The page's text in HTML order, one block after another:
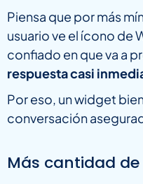
Piensa que por más
usuario ve el ícono de
confiado en que va a
respuesta casi
Por eso, un widget
conversación
Más cantidad